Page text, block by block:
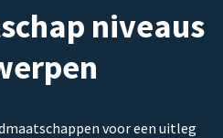
niveaus
voor een uitleg